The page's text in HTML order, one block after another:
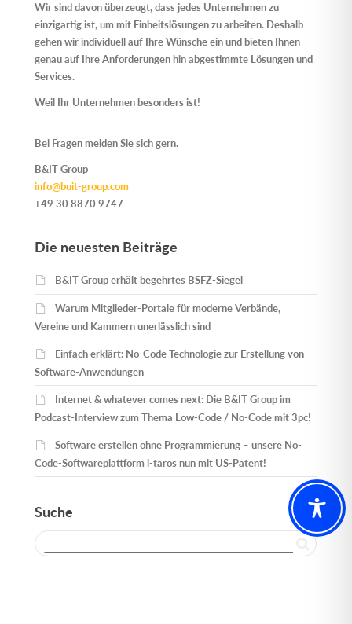
Wir sind davon überzeugt, dass jedes Unternehmen zu
einzigartig ist, um mit Einheitslösungen zu arbeiten. Deshalb
gehen wir individuell auf Ihre Wünsche ein und bieten Ihnen
genau auf Ihre Anforderungen hin abgestimmte Lösungen und
Services.
Weil Ihr Unternehmen besonders ist!
Bei Fragen melden Sie sich gern.
B&IT Group
info@buit-group.com
+49 30 8870 9747
Die neuesten Beiträge
B&IT Group erhält begehrtes BSFZ-Siegel
Warum Mitglieder-Portale für moderne Verbände,
Vereine und Kammern unerlässlich sind
Einfach erklärt: No-Code Technologie zur Erstellung von
Software-Anwendungen
Internet & whatever comes next: Die B&IT Group im
Podcast-Interview zum Thema Low-Code / No-Code mit 3pc!
Software erstellen ohne Programmierung – unsere No-
Code-Softwareplattform i-taros nun mit US-Patent!
Suche